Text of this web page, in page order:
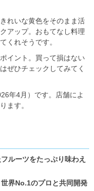
れいな黄色をそのまま活
アップ。おもてなし料理
くれそうです。
イント。買って損はない
ぜひチェックしてみてく
年4月）です。店舗によ
ます。
ルーツをたっぷり味わえ
界No.1のプロと共同開発